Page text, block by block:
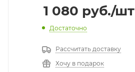
1 080 руб./шт
Достаточно
Рассчитать доставку
Хочу в подарок